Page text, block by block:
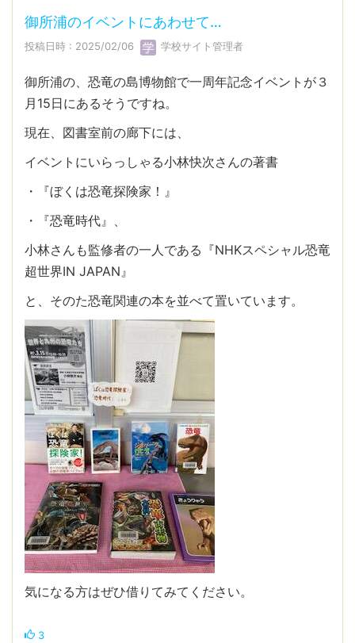
御所浦のイベントにあわせて…
投稿日時 : 2025/02/06 学校サイト管理者
御所浦の、恐竜の島博物館で一周年記念イベントが３
月15日にあるそうですね。
現在、図書室前の廊下には、
イベントにいらっしゃる小林快次さんの著書
・『ぼくは恐竜探険家！』
・『恐竜時代』、
小林さんも監修者の一人である『NHKスペシャル恐竜
超世界IN JAPAN』
と、そのた恐竜関連の本を並べて置いています。
気になる方はぜひ借りてみてください。
3